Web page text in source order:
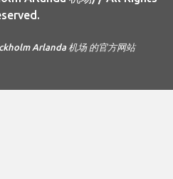
Arlanda 机场 的官方网站